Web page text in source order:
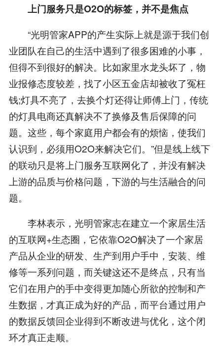
上门服务只是O2O的标签，并不是焦点
“光明管家APP的产生实际上就是源于我们创
业团队在自己的生活中遇到了很多困难的小事，
但得不到很好的解决。比如家里水龙头坏了，物
业报修态度较差，找了小区五金店却被收了冤枉
钱;灯具不亮了，去换个灯还得让师傅上门，传统
的灯具电商还真解决不了换修及售后保障的问
题。这些，每个家庭用户都会有的烦恼，使我们
认识到，必须用O2O来解决它们。”但是线上线下
的联动只是将上门服务互联网化了，并没有解决
上游的品质与价格问题，下游的与生活融合的问
题。
李林表示，光明管家志在建立一个家居生活
的互联网+生态圈，它依靠O2O解决了一个家居
产品从企业的研发、生产到用户手中，安装、维
修等一系列问题，而关键这还不是终点，只有当
它们在用户的手中变得更加随心所欲的控制和产
生数据，才真正成为好的产品，而平台通过用户
的数据反馈回企业得到不断改进与优化，这个闭
环才真正走顺。